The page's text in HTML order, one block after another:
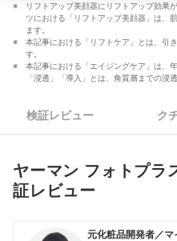
リフトアップ美顔器にリフトアップ効果
ツにおける「リフトアップ美顔器」は、
ます。
本記事における「リフトケア」とは、引
す。
本記事における「エイジングケア」は、
「浸透」「導入」とは、角質層までの浸
検証レビュー ク
ヤーマン フォトプラ
証レビュー
元化粧品開発者／